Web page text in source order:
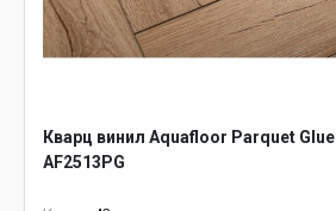
Кварц винил Aquafloor Parquet Glue
AF2513PG